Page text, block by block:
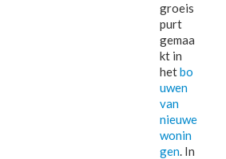
groeis
purt
gemaa
kt in
hetbo
uwen
van
nieuwe
wonin
gen. In